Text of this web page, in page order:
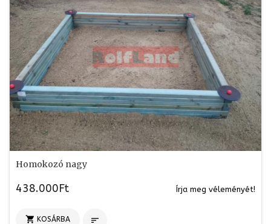
Homokozó nagy
438.000Ft Írja meg véleményét!
 KOSÁRBA 